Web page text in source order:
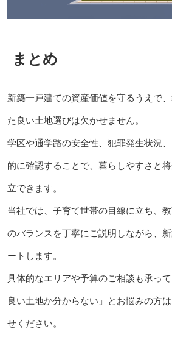
まとめ
新築一戸建ての資産価値を守るうえで
た良い土地選びは欠かせません。
学区や通学路の安全性、犯罪発生状況
的に確認することで、暮らしやすさと
立できます。
当社では、子育て世帯の目線に立ち、
のバランスを丁寧にご説明しながら、
ートします。
具体的なエリアや予算のご相談も承っ
良い土地か分からない」とお悩みの方
せください。